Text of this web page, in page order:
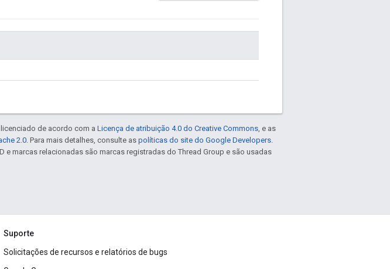
de acordo com a Licença de atribuição 4.0 do Creative Commons, e as
2.0. Para mais detalhes, consulte as políticas do site do Google Developers.
e marcas relacionadas são marcas registradas do Thread Group e são usadas
Suporte
Solicitações de recursos e relatórios de bugs